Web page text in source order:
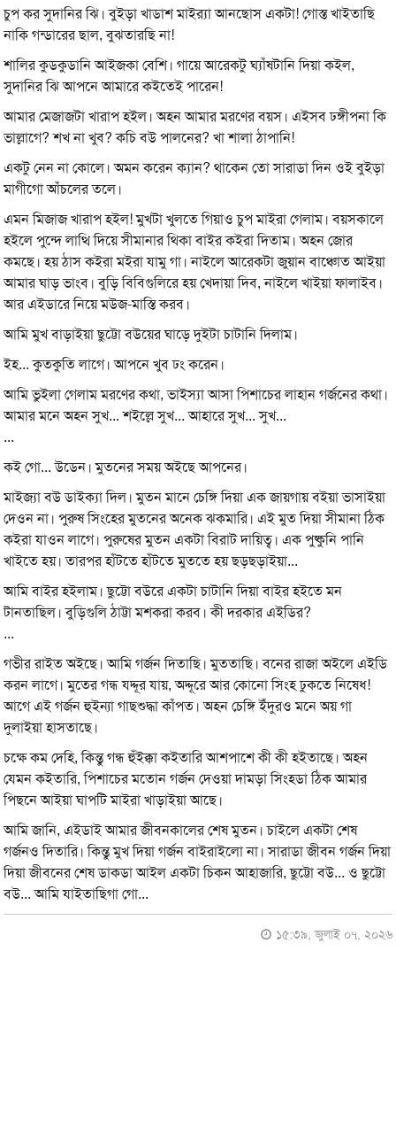
চুপ কর সুদানির ঝি। বুইড়া খাডাশ মাইর‍্যা আনছোস একটা! গোস্ত খাইতাছি
নাকি গন্ডারের ছাল, বুঝতারছি না!
শালির কুডকুডানি আইজকা বেশি। গায়ে আরেকটু ঘ্যাঁষটানি দিয়া কইল,
সুদানির ঝি আপনে আমারে কইতেই পারেন!
আমার মেজাজটা খারাপ হইল। অহন আমার মরণের বয়স। এইসব ঢঙ্গীপনা কি
ভাল্লাগে? শখ না খুব? কচি বউ পালনের? খা শালা ঠাপানি!
একটু নেন না কোলে। অমন করেন ক্যান? থাকেন তো সারাডা দিন ওই বুইড়া
মাগীগো আঁচলের তলে।
এমন মিজাজ খারাপ হইল! মুখটা খুলতে গিয়াও চুপ মাইরা গেলাম। বয়সকালে
হইলে পুন্দে লাত্থি দিয়ে সীমানার থিকা বাইর কইরা দিতাম। অহন জোর
কমছে। হয় ঠাস কইরা মইরা যামু গা। নাইলে আরেকটা জুয়ান বাঞ্চোত আইয়া
আমার ঘাড় ভাংব। বুড়ি বিবিগুলিরে হয় খেদায়া দিব, নাইলে খাইয়া ফালাইব।
আর এইডারে নিয়ে মউজ-মাস্তি করব।
আমি মুখ বাড়াইয়া ছুট্টো বউয়ের ঘাড়ে দুইটা চাটানি দিলাম।
ইহ... কুতকুতি লাগে। আপনে খুব ঢং করেন।
আমি ভুইলা গেলাম মরণের কথা, ভাইস্যা আসা পিশাচের লাহান গর্জনের কথা।
আমার মনে অহন সুখ... শইল্লে সুখ... আহারে সুখ... সুখ...
...
কই গো... উডেন। মুতনের সময় অইছে আপনের।
মাইজ্যা বউ ডাইক্যা দিল। মুতন মানে চেঙ্গি দিয়া এক জায়গায় বইয়া ভাসাইয়া
দেওন না। পুরুষ সিংহের মুতনের অনেক ঝকমারি। এই মুত দিয়া সীমানা ঠিক
কইরা যাওন লাগে। পুরুষের মুতন একটা বিরাট দায়িত্ব। এক পুষ্কুনি পানি
খাইতে হয়। তারপর হাঁটতে হাঁটতে মুততে হয় ছড়ছড়াইয়া...
আমি বাইর হইলাম। ছুট্টো বউরে একটা চাটানি দিয়া বাইর হইতে মন
টানতাছিল। বুড়িগুলি ঠাট্টা মশকরা করব। কী দরকার এইডির?
...
গভীর রাইত অইছে। আমি গর্জন দিতাছি। মুততাছি। বনের রাজা অইলে এইডি
করন লাগে। মুতের গন্ধ যদ্দূর যায়, অদ্দূরে আর কোনো সিংহ ঢুকতে নিষেধ!
আগে এই গর্জন হুইন্যা গাছশুদ্ধা কাঁপত। অহন চেঙ্গি ইঁদুরও মনে অয় গা
দুলাইয়া হাসতাছে।
চক্ষে কম দেহি, কিন্তু গন্ধ হুঁইক্কা কইতারি আশপাশে কী কী হইতাছে। অহন
যেমন কইতারি, পিশাচের মতোন গর্জন দেওয়া দামড়া সিংহডা ঠিক আমার
পিছনে আইয়া ঘাপটি মাইরা খাড়াইয়া আছে।
আমি জানি, এইডাই আমার জীবনকালের শেষ মুতন। চাইলে একটা শেষ
গর্জনও দিতারি। কিন্তু মুখ দিয়া গর্জন বাইরাইলো না। সারাডা জীবন গর্জন দিয়া
দিয়া জীবনের শেষ ডাকডা আইল একটা চিকন আহাজারি, ছুট্টো বউ... ও ছুট্টো
বউ... আমি যাইতাছিগা গো...
১৫:৩৯, জুলাই ০৭, ২০২৬